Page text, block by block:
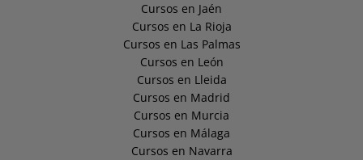
Cursos en Jaén
Cursos en La Rioja
Cursos en Las Palmas
Cursos en León
Cursos en Lleida
Cursos en Madrid
Cursos en Murcia
Cursos en Málaga
Cursos en Navarra